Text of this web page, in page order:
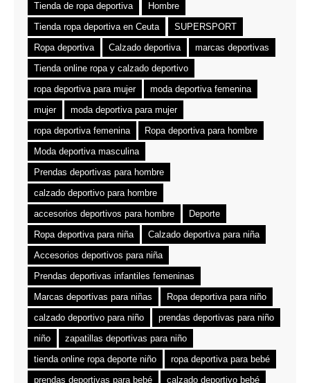
Tienda de ropa deportiva
Hombre
Tienda ropa deportiva en Ceuta
SUPERSPORT
Ropa deportiva
Calzado deportiva
marcas deportivas
Tienda online ropa y calzado deportivo
ropa deportiva para mujer
moda deportiva femenina
mujer
moda deportiva para mujer
ropa deportiva femenina
Ropa deportiva para hombre
Moda deportiva masculina
Prendas deportivas para hombre
calzado deportivo para hombre
accesorios deportivos para hombre
Deporte
Ropa deportiva para niña
Calzado deportiva para niña
Accesorios deportivos para niña
Prendas deportivas infantiles femeninas
Marcas deportivas para niñas
Ropa deportiva para niño
calzado deportivo para niño
prendas deportivas para niño
niño
zapatillas deportivas para niño
tienda online ropa deporte niño
ropa deportiva para bebé
prendas deportivas para bebé
calzado deportivo bebé